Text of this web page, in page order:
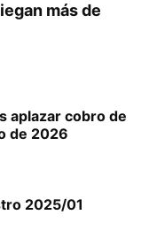
más de
aplazar cobro de
de 2026
2025/01